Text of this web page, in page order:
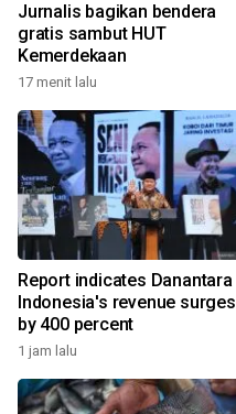
Jurnalis bagikan bendera
gratis sambut HUT
Kemerdekaan
17 menit lalu
Report indicates Danantara
Indonesia's revenue surges
by 400 percent
1 jam lalu